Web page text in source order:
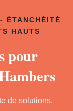
ÉTANCHÉITÉ
HAUTS
pour
de solutions.